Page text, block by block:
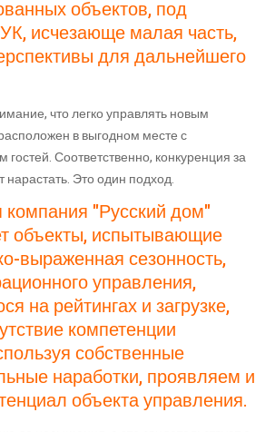
объектов, под
исчезающе малая часть,
для дальнейшего
что легко управлять новым
в выгодном месте с
Соответственно, конкуренция за
нарастать. Это один подход.
"Русский дом"
объекты, испытывающие
выраженная сезонность,
управления,
на рейтингах и загрузке,
компетенции
собственные
наработки, проявляем и
объекта управления.